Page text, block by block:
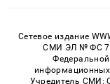
Сетевое издание
СМИ ЭЛ № ФС 77
информационных
Учредитель СМИ: